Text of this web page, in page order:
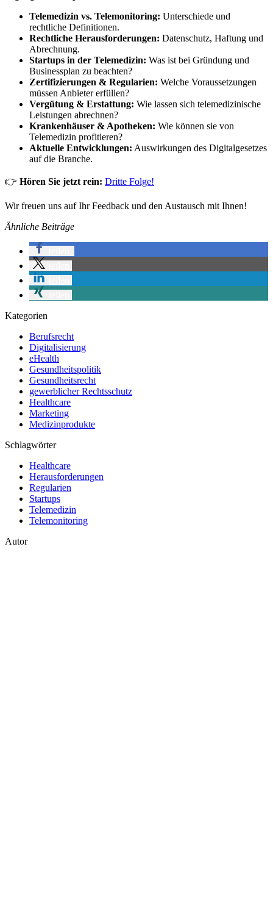
Telemedizin vs. Telemonitoring: Unterschiede und
rechtliche Definitionen.
Rechtliche Herausforderungen: Datenschutz, Haftung und
Abrechnung.
Startups in der Telemedizin: Was ist bei Gründung und
Businessplan zu beachten?
Zertifizierungen & Regularien: Welche Voraussetzungen
müssen Anbieter erfüllen?
Vergütung & Erstattung: Wie lassen sich telemedizinische
Leistungen abrechnen?
Krankenhäuser & Apotheken: Wie können sie von
Telemedizin profitieren?
Aktuelle Entwicklungen: Auswirkungen des Digitalgesetzes
auf die Branche.
👉 Hören Sie jetzt rein: Dritte Folge!
Wir freuen uns auf Ihr Feedback und den Austausch mit Ihnen!
Ähnliche Beiträge
Kategorien
Berufsrecht
Digitalisierung
eHealth
Gesundheitspolitik
Gesundheitsrecht
gewerblicher Rechtsschutz
Healthcare
Marketing
Medizinprodukte
Schlagwörter
Healthcare
Herausforderungen
Regularien
Startups
Telemedizin
Telemonitoring
Autor